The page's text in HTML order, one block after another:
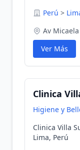
Perú >
Av
Ver Más
Clinica
Higiene y
Clinica Villa
Lima, Perú